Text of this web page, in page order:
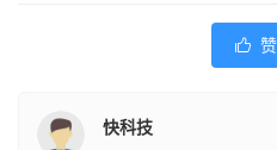

快科技